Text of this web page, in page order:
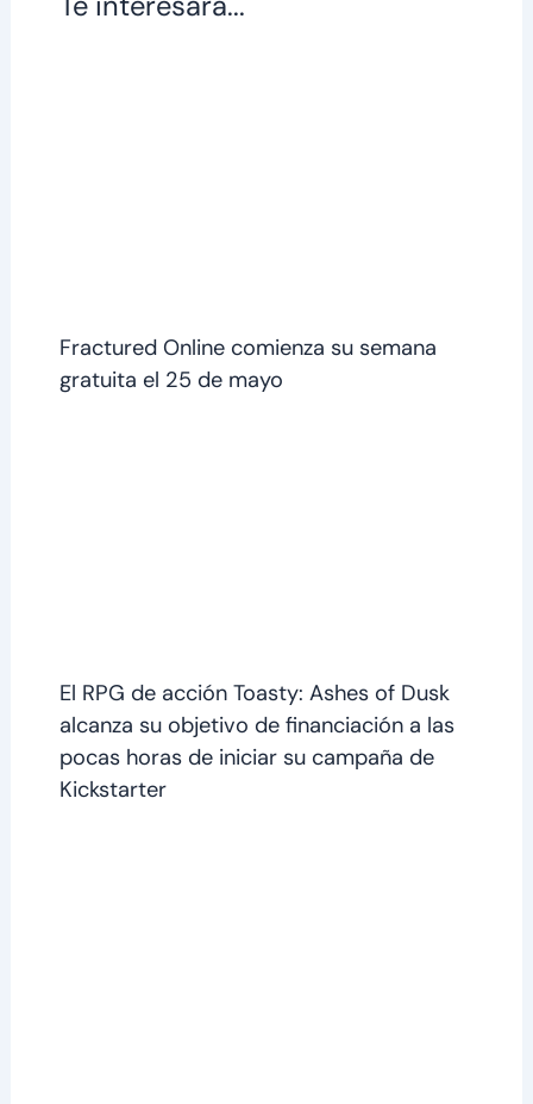
Fractured Online comienza su semana
gratuita el 25 de mayo
El RPG de acción Toasty: Ashes of Dusk
alcanza su objetivo de financiación a las
pocas horas de iniciar su campaña de
Kickstarter